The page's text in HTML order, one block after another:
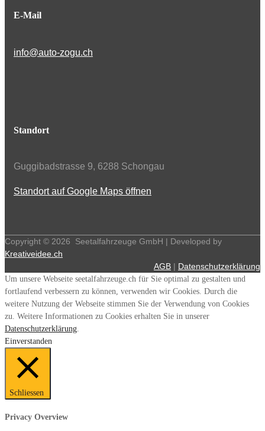
E-Mail
info@auto-zogu.ch
Standort
Guggibadstrasse 9, 6288 Schongau
Standort auf Google Maps öffnen
Copyright © 2026
Seetalfahrzeuge GmbH | Developed by
Kreativeidee.ch
AGB | Datenschutzerklärung
Um unsere Webseite seetalfahrzeuge.ch für Sie optimal zu gestalten und
fortlaufend verbessern zu können, verwenden wir Cookies. Durch die
weitere Nutzung der Webseite stimmen Sie der Verwendung von Cookies
zu. Weitere Informationen zu Cookies erhalten Sie in unserer
Datenschutzerklärung
Einverstanden
Schliessen
Privacy Overview